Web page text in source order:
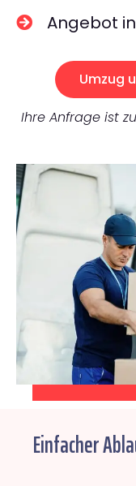
Angebot in
Umzug
Ihre Anfrage ist
Einfacher